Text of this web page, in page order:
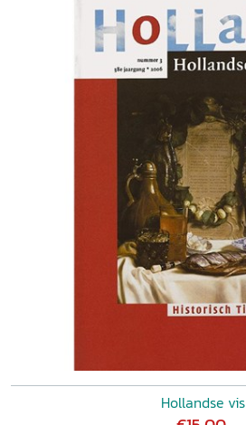
Hollandse vis